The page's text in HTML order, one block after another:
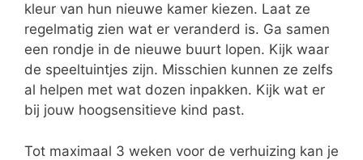
kleur van hun nieuwe kamer kiezen. Laat ze
regelmatig zien wat er veranderd is. Ga samen
een rondje in de nieuwe buurt lopen. Kijk waar
de speeltuintjes zijn. Misschien kunnen ze zelfs
al helpen met wat dozen inpakken. Kijk wat er
bij jouw hoogsensitieve kind past.
Tot maximaal 3 weken voor de verhuizing kan je